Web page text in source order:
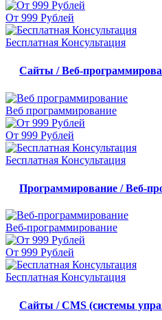
От 999 Рублей
Бесплатная Консультация
Сайты / Веб-
Веб программирование
От 999 Рублей
Бесплатная Консультация
Программирование / Веб-
Веб-программирование
От 999 Рублей
Бесплатная Консультация
Сайты / CMS (системы